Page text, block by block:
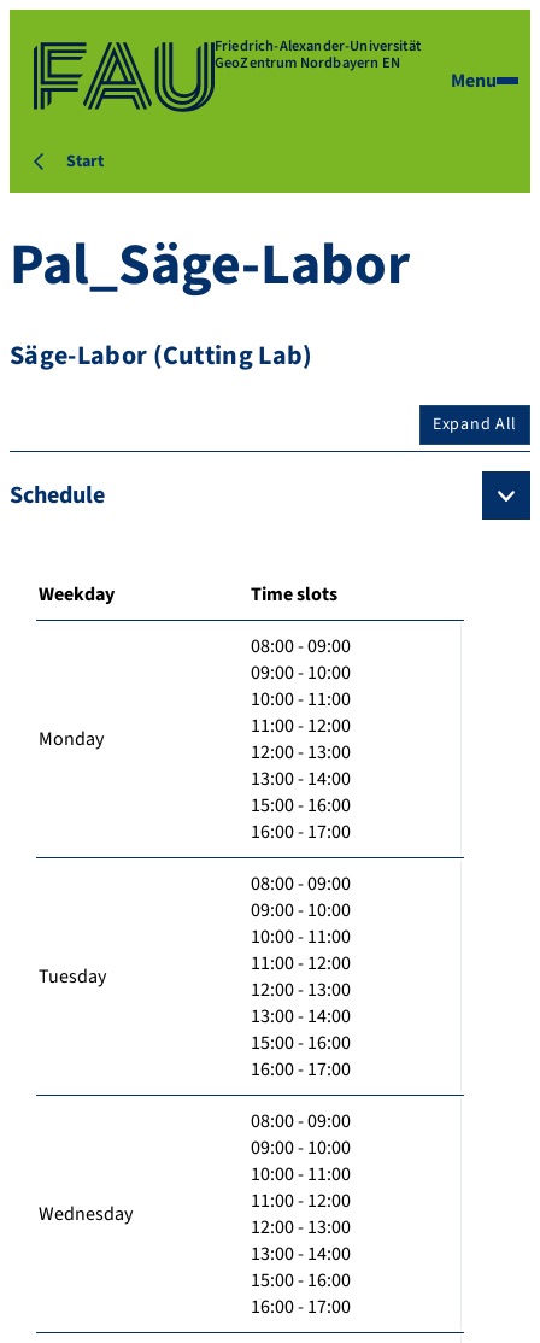
Friedrich-Alexander-Universität
GeoZentrum Nordbayern EN
Menu
Start
Pal_Säge-Labor
Säge-Labor (Cutting Lab)
Expand All
Schedule
Weekday Time slots
Monday
08:00 - 09:00
09:00 - 10:00
10:00 - 11:00
11:00 - 12:00
12:00 - 13:00
13:00 - 14:00
15:00 - 16:00
16:00 - 17:00
Tuesday
08:00 - 09:00
09:00 - 10:00
10:00 - 11:00
11:00 - 12:00
12:00 - 13:00
13:00 - 14:00
15:00 - 16:00
16:00 - 17:00
Wednesday
08:00 - 09:00
09:00 - 10:00
10:00 - 11:00
11:00 - 12:00
12:00 - 13:00
13:00 - 14:00
15:00 - 16:00
16:00 - 17:00